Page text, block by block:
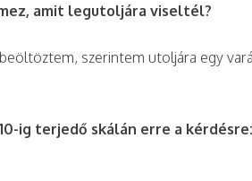
amit legutoljára viseltél?
szerintem utoljára egy
ig terjedő skálán erre a